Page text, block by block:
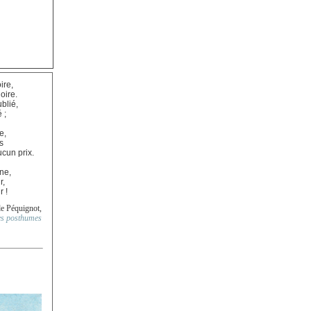
;
prix.
!
Péquignot,
posthumes